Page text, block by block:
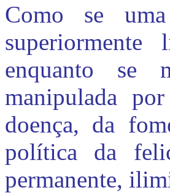
Como se
superiormente
enquanto se
manipulada
doença, da
política da
permanente,